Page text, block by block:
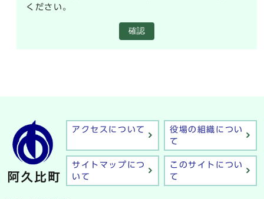
ください。
確認
アクセスについて
役場の組織につい
て
サイトマップにつ
いて
このサイトについ
て